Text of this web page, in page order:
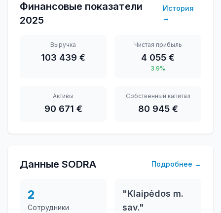
Финансовые показатели
2025
История
→
Выручка
103 439 €
Чистая прибыль
4 055 €
3.9%
Активы
90 671 €
Собственный капитал
80 945 €
Данные SODRA Подробнее →
2
Сотрудники
"Klaipėdos m.
sav."